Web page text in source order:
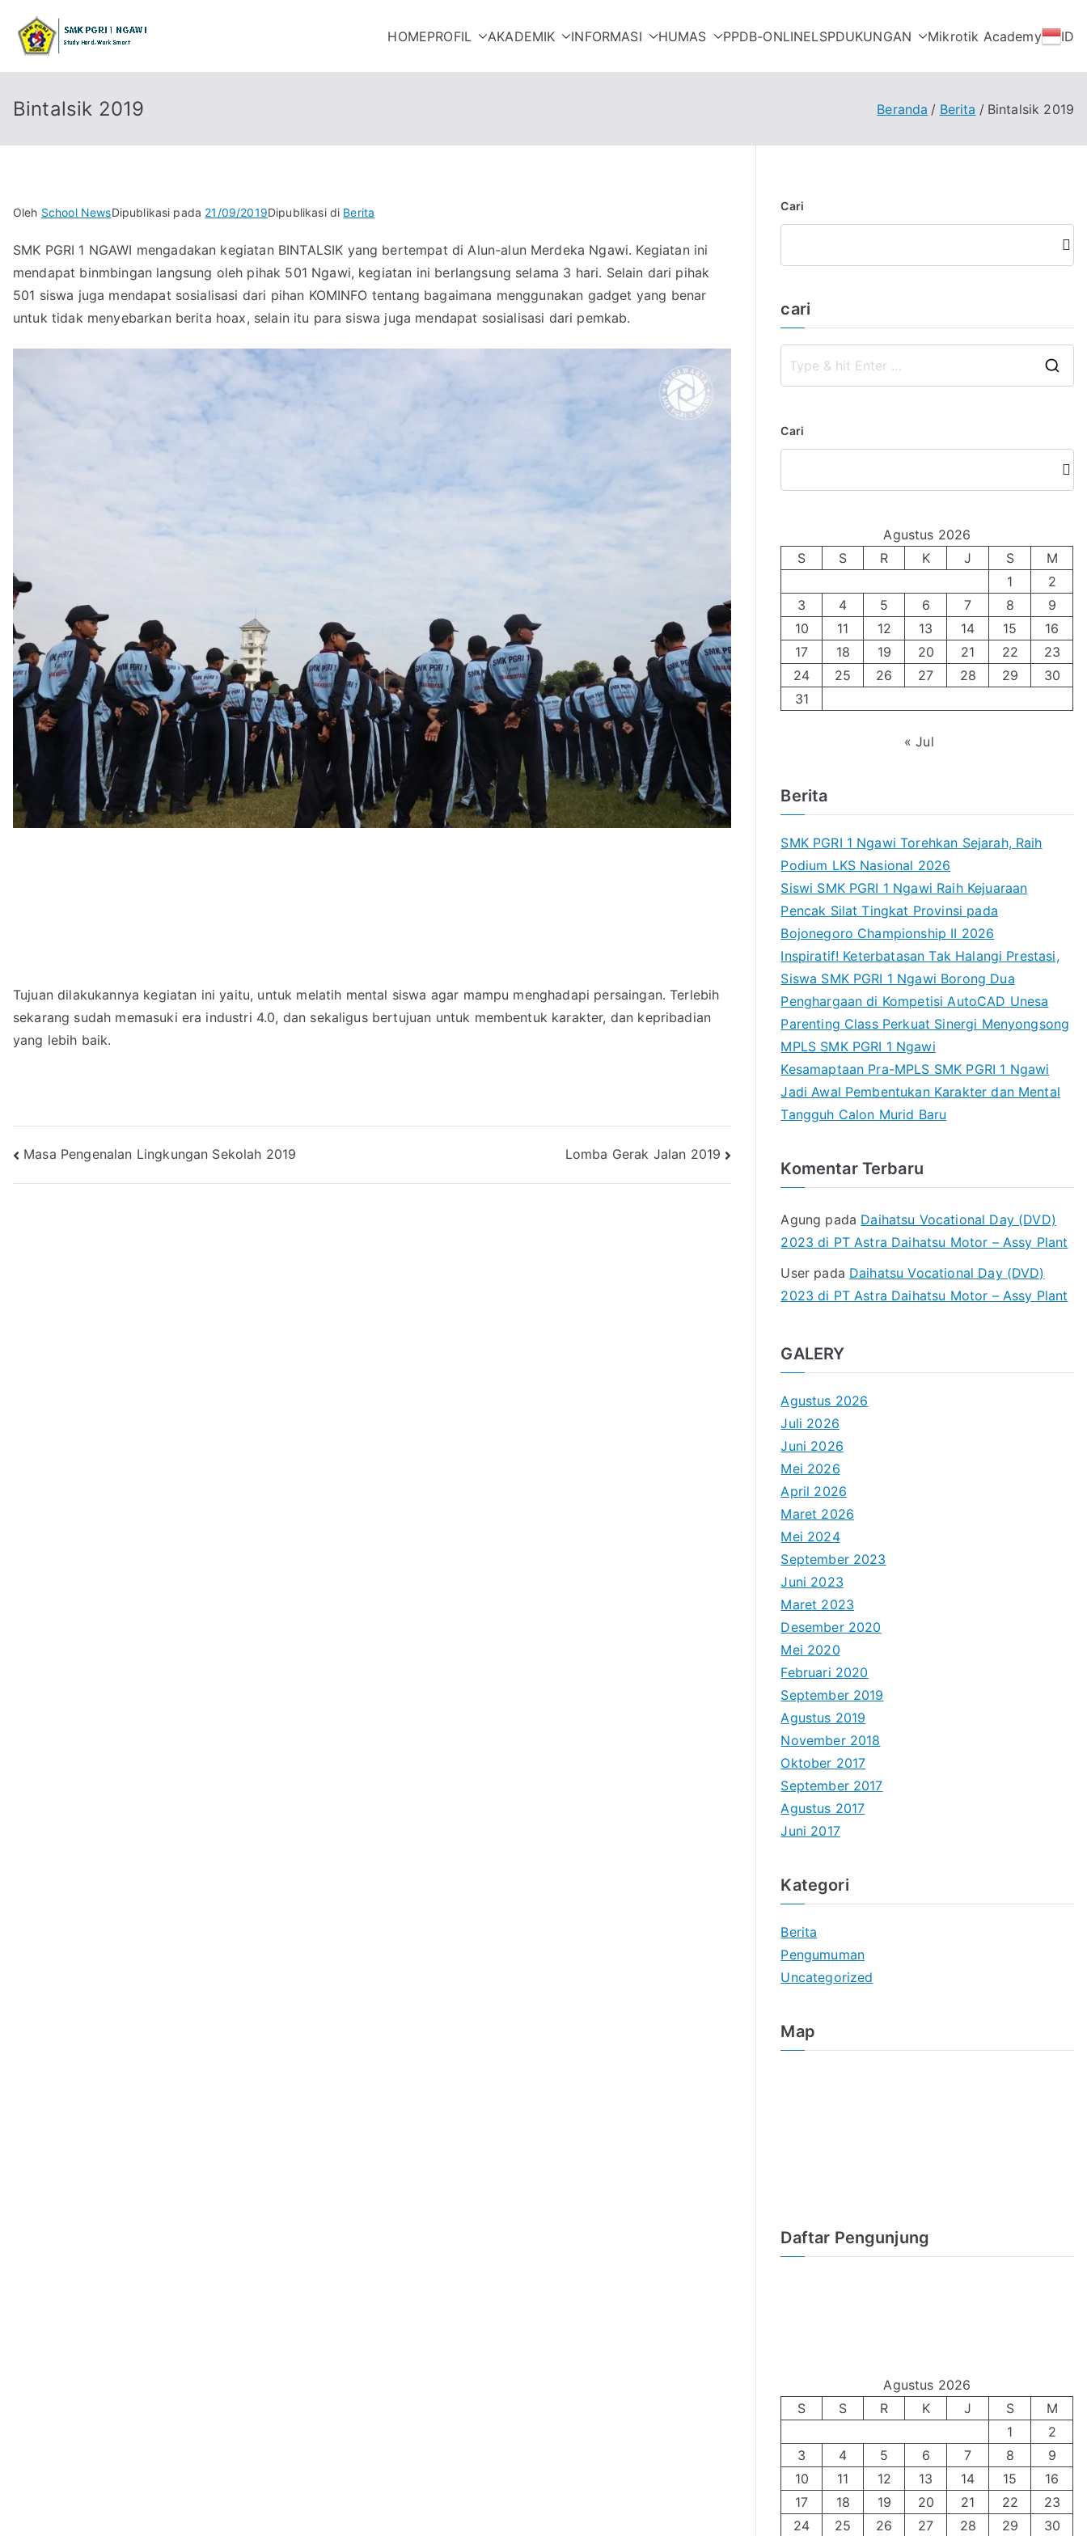
konten
HOMEPROFIL AKADEMIK INFORMASI HUMAS PPDB-ONLINELSPDUKUNGAN Mikrotik Academy ID
Bintalsik 2019 Beranda Berita Bintalsik 2019
Oleh School NewsDipublikasi pada 21/09/2019Dipublikasi di Berita
SMK PGRI 1 NGAWI mengadakan kegiatan BINTALSIK yang bertempat di Alun-alun Merdeka Ngawi. Kegiatan ini
mendapat binmbingan langsung oleh pihak 501 Ngawi, kegiatan ini berlangsung selama 3 hari. Selain dari pihak
501 siswa juga mendapat sosialisasi dari pihan KOMINFO tentang bagaimana menggunakan gadget yang benar
untuk tidak menyebarkan berita hoax, selain itu para siswa juga mendapat sosialisasi dari pemkab.
Tujuan dilakukannya kegiatan ini yaitu, untuk melatih mental siswa agar mampu menghadapi persaingan. Terlebih
sekarang sudah memasuki era industri 4.0, dan sekaligus bertujuan untuk membentuk karakter, dan kepribadian
yang lebih baik.
Navigasi
pos
Masa Pengenalan Lingkungan Sekolah 2019 Lomba Gerak Jalan 2019
Cari
Cari
cari
h
Cari
Cari
Agustus 2026
S
S R K J S
M
1
2
3
4 5 6 7 8
9
10
11 12 13 14 15
16
17
18 19 20 21 22
23
24
25 26 27 28 29
30
31
« Jul
Berita
SMK PGRI 1 Ngawi Torehkan Sejarah, Raih
Podium LKS Nasional 2026
Siswi SMK PGRI 1 Ngawi Raih Kejuaraan
Pencak Silat Tingkat Provinsi pada
Bojonegoro Championship II 2026
Inspiratif! Keterbatasan Tak Halangi Prestasi,
Siswa SMK PGRI 1 Ngawi Borong Dua
Penghargaan di Kompetisi AutoCAD Unesa
Parenting Class Perkuat Sinergi Menyongsong
MPLS SMK PGRI 1 Ngawi
Kesamaptaan Pra-MPLS SMK PGRI 1 Ngawi
Jadi Awal Pembentukan Karakter dan Mental
Tangguh Calon Murid Baru
Komentar Terbaru
Agung pada Daihatsu Vocational Day (DVD)
2023 di PT Astra Daihatsu Motor – Assy Plant
User pada Daihatsu Vocational Day (DVD)
2023 di PT Astra Daihatsu Motor – Assy Plant
GALERY
Agustus 2026
Juli 2026
Juni 2026
Mei 2026
April 2026
Maret 2026
Mei 2024
September 2023
Juni 2023
Maret 2023
Desember 2020
Mei 2020
Februari 2020
September 2019
Agustus 2019
November 2018
Oktober 2017
September 2017
Agustus 2017
Juni 2017
Kategori
Berita
Pengumuman
Uncategorized
Map
Daftar Pengunjung
Agustus 2026
S
S R K J S
M
1
2
3
4 5 6 7 8
9
10
11 12 13 14 15
16
17
18 19 20 21 22
23
24
25 26 27 28 29 30